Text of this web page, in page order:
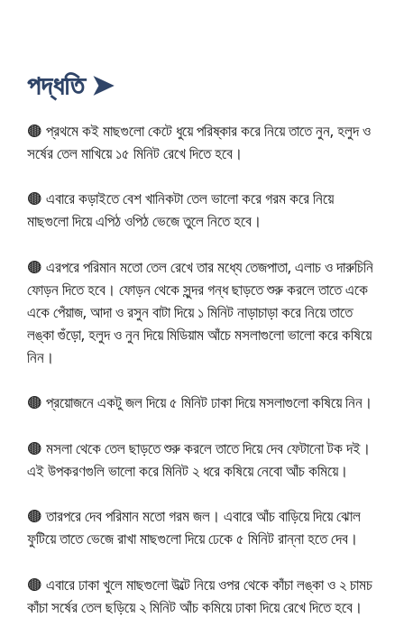
পদ্ধতি ➤
🟤 প্রথমে কই মাছগুলো কেটে ধুয়ে পরিষ্কার করে নিয়ে তাতে নুন, হলুদ ও
সর্ষের তেল মাখিয়ে ১৫ মিনিট রেখে দিতে হবে।
🟤 এবারে কড়াইতে বেশ খানিকটা তেল ভালো করে গরম করে নিয়ে
মাছগুলো দিয়ে এপিঠ ওপিঠ ভেজে তুলে নিতে হবে।
🟤 এরপরে পরিমান মতো তেল রেখে তার মধ্যে তেজপাতা, এলাচ ও দারুচিনি
ফোড়ন দিতে হবে। ফোড়ন থেকে সুন্দর গন্ধ ছাড়তে শুরু করলে তাতে একে
একে পেঁয়াজ, আদা ও রসুন বাটা দিয়ে ১ মিনিট নাড়াচাড়া করে নিয়ে তাতে
লঙ্কা গুঁড়ো, হলুদ ও নুন দিয়ে মিডিয়াম আঁচে মসলাগুলো ভালো করে কষিয়ে
নিন।
🟤 প্রয়োজনে একটু জল দিয়ে ৫ মিনিট ঢাকা দিয়ে মসলাগুলো কষিয়ে নিন।
🟤 মসলা থেকে তেল ছাড়তে শুরু করলে তাতে দিয়ে দেব ফেটানো টক দই।
এই উপকরণগুলি ভালো করে মিনিট ২ ধরে কষিয়ে নেবো আঁচ কমিয়ে।
🟤 তারপরে দেব পরিমান মতো গরম জল। এবারে আঁচ বাড়িয়ে দিয়ে ঝোল
ফুটিয়ে তাতে ভেজে রাখা মাছগুলো দিয়ে ঢেকে ৫ মিনিট রান্না হতে দেব।
🟤 এবারে ঢাকা খুলে মাছগুলো উল্টে নিয়ে ওপর থেকে কাঁচা লঙ্কা ও ২ চামচ
কাঁচা সর্ষের তেল ছড়িয়ে ২ মিনিট আঁচ কমিয়ে ঢাকা দিয়ে রেখে দিতে হবে।